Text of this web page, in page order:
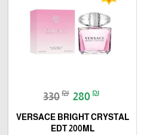
330₪ 280 ₪
VERSACE BRIGHT CRYSTAL
EDT 200ML